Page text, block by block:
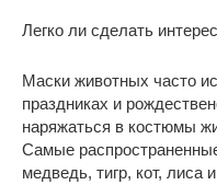
Легко ли сделать
Маски животных часто
праздниках и
наряжаться в костюмы
Самые
медведь, тигр, кот, лиса